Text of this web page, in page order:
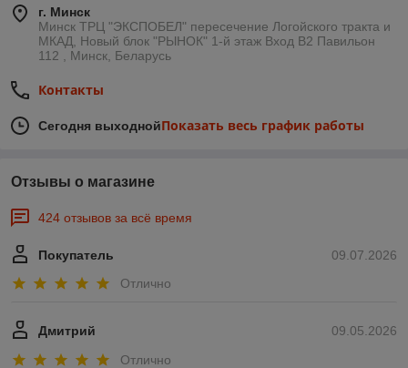
г. Минск
Минск ТРЦ "ЭКСПОБЕЛ" пересечение Логойского тракта и
МКАД, Новый блок "РЫНОК" 1-й этаж Вход B2 Павильон
112 , Минск, Беларусь
Контакты
Сегодня выходнойПоказать весь график работы
Отзывы о магазине
424 отзывов за всё время
09.07.2026
Покупатель
Отлично
09.05.2026
Дмитрий
Отлично